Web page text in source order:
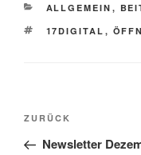
KATEGORIEN
ALLGEMEIN ,
SCHLAGWÖRTER
17DIGITAL ,
Beitragsnavigation
Vorheriger
Beitrag
ZURÜCK
Newsletter